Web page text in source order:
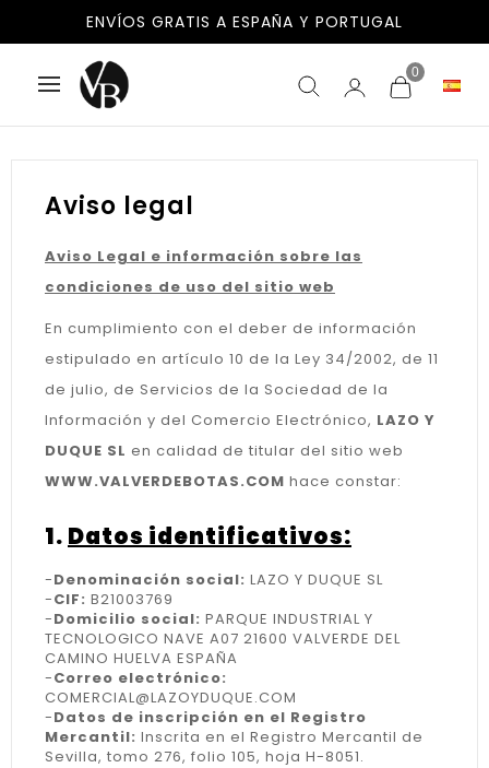
ENVÍOS GRATIS A ESPAÑA Y PORTUGAL
0
Aviso legal
Aviso Legal e información sobre las
condiciones de uso del sitio web
En cumplimiento con el deber de información
estipulado en artículo 10 de la Ley 34/2002, de 11
de julio, de Servicios de la Sociedad de la
Información y del Comercio Electrónico, LAZO Y
DUQUE SL en calidad de titular del sitio web
WWW.VALVERDEBOTAS.COM hace constar:
1. Datos identificativos:
-Denominación social: LAZO Y DUQUE SL
-CIF: B21003769
-Domicilio social: PARQUE INDUSTRIAL Y
TECNOLOGICO NAVE A07 21600 VALVERDE DEL
CAMINO HUELVA ESPAÑA
-Correo electrónico:
COMERCIAL@LAZOYDUQUE.COM
-Datos de inscripción en el Registro
Mercantil: Inscrita en el Registro Mercantil de
Sevilla, tomo 276, folio 105, hoja H-8051.